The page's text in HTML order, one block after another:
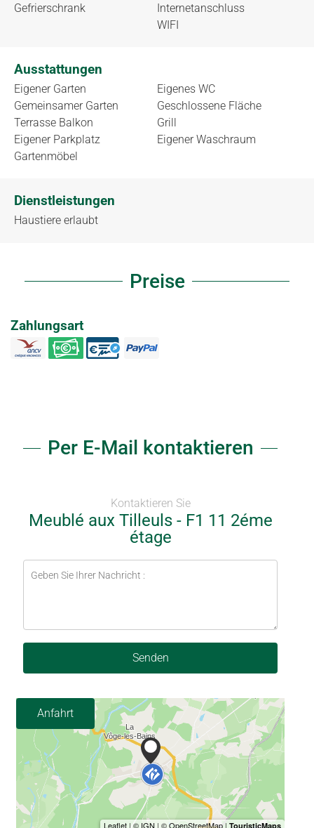
Gefrierschrank
Internetanschluss
WIFI
Ausstattungen
Eigener Garten
Gemeinsamer Garten
Terrasse Balkon
Eigener Parkplatz
Gartenmöbel
Eigenes WC
Geschlossene Fläche
Grill
Eigener Waschraum
Dienstleistungen
Haustiere erlaubt
Preise
Zahlungsart
Per E-Mail kontaktieren
Kontaktieren Sie
Meublé aux Tilleuls - F1 11 2éme
étage
Senden
Anfahrt